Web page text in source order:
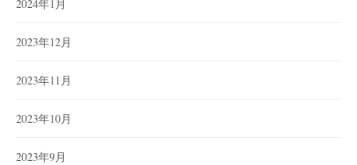
2024年1月
2023年12月
2023年11月
2023年10月
2023年9月